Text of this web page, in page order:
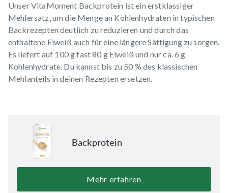
Unser VitaMoment Backprotein ist ein erstklassiger
Mehlersatz, um die Menge an Kohlenhydraten in typischen
Backrezepten deutlich zu reduzieren und durch das
enthaltene Eiweiß auch für eine längere Sättigung zu sorgen.
Es liefert auf 100 g fast 80 g Eiweiß und nur ca. 6 g
Kohlenhydrate. Du kannst bis zu 50 % des klassischen
Mehlanteils in deinen Rezepten ersetzen.
Backprotein
Mehr erfahren